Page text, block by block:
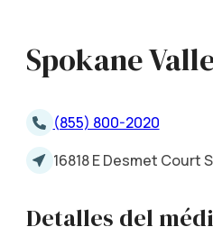
Spokane
(855) 800-2020
16818 E Desmet Court
Detalles del